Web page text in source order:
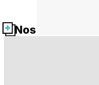
Nos fiches santé